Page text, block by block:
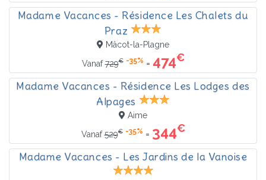
Madame Vacances - Résidence Les Chalets du
Praz
Mâcot-la-Plagne
Vanaf729€ -35% = 474€
Madame Vacances - Résidence Les Lodges des
Alpages
Aime
Vanaf529€ -35% = 344€
Madame Vacances - Les Jardins de la Vanoise